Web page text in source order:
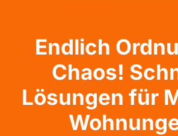
Endlich
Chaos!
Lösungen für